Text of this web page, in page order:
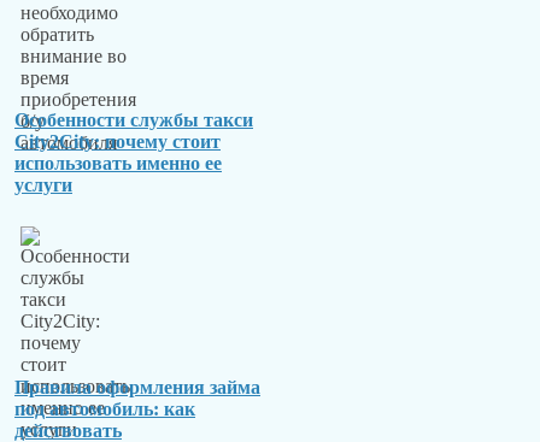
Особенности службы такси
City2City: почему стоит
использовать именно ее
услуги
Правила оформления займа
под автомобиль: как
действовать